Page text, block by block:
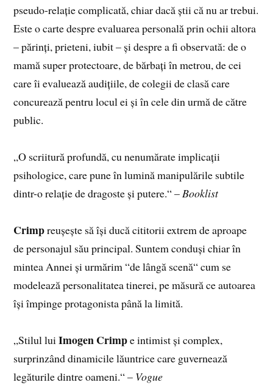
pseudo-relație complicată, chiar dacă știi că nu ar trebui.
Este o carte despre evaluarea personală prin ochii altora
– părinți, prieteni, iubit – și despre a fi observată: de o
mamă super protectoare, de bărbați în metrou, de cei
care îi evaluează audițiile, de colegii de clasă care
concurează pentru locul ei și în cele din urmă de către
public.
„O scriitură profundă, cu nenumărate implicații
psihologice, care pune în lumină manipulările subtile
dintr-o relație de dragoste și putere.“ –Booklist
Crimpreușește să își ducă cititorii extrem de aproape
de personajul său principal. Suntem conduși chiar în
mintea Annei și urmărim “de lângă scenă“ cum se
modelează personalitatea tinerei, pe măsură ce autoarea
își împinge protagonista până la limită.
„Stilul luiImogen Crimpe intimist și complex,
surprinzând dinamicile lăuntrice care guvernează
legăturile dintre oameni.“ – Vogue